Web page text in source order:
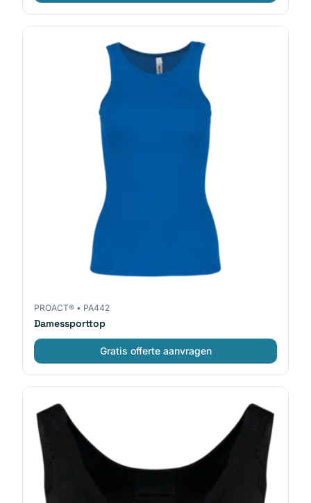
PROACT® • PA442
Damessporttop
Gratis offerte aanvragen